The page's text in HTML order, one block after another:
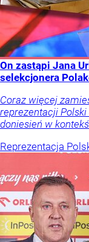
On zastąpi Jana
selekcjonera
Coraz więcej
reprezentacji Polski
doniesień w
Reprezentacja